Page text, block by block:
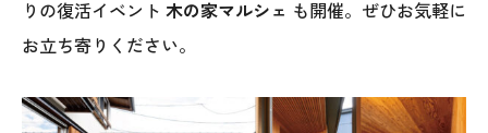
〒941-0062 新潟県糸魚川市中央2-4-2
りの復活イベント 木の家マルシェ も開催。ぜひお気軽に
お立ち寄りください。